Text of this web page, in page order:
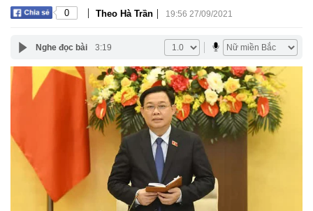
0 | Theo Hà Trần | 19:56 27/09/2021
Nghe đọc bài 3:19